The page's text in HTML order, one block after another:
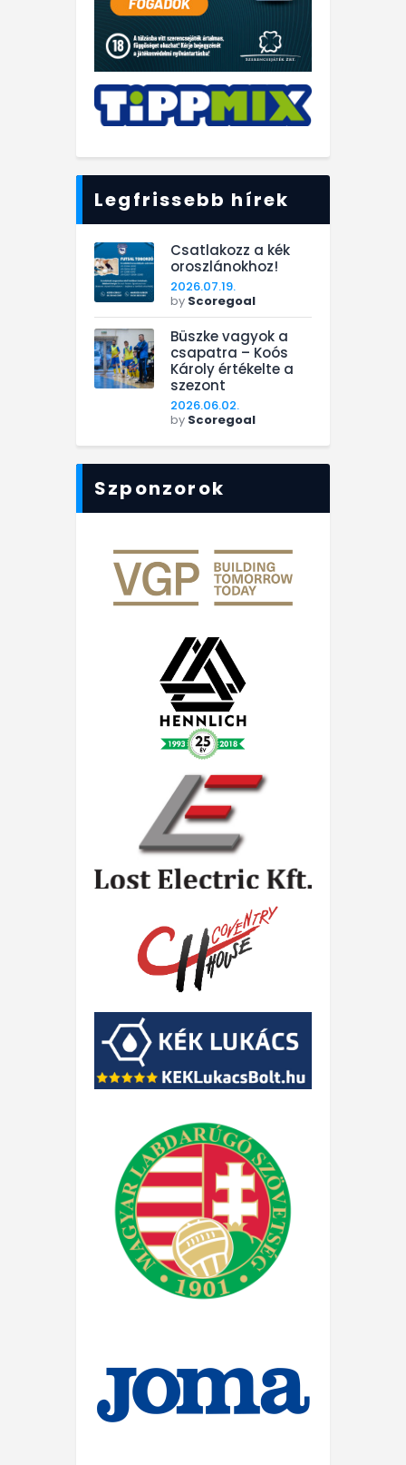
Legfrissebb hírek
Csatlakozz a kék
oroszlánokhoz!
2026.07.19.
by Scoregoal
Büszke vagyok a
csapatra – Koós
Károly értékelte a
szezont
2026.06.02.
by Scoregoal
Szponzorok